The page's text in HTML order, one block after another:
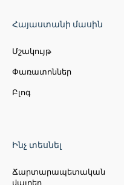
Հայաստանի մասին
Մշակույթ
Փառատոններ
Բլոգ
Ինչ տեսնել
Ճարտարապետական
վայրեր